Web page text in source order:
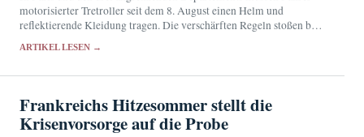
motorisierter Tretroller seit dem 8. August einen Helm und
reflektierende Kleidung tragen. Die verschärften Regeln stoßen bei
ARTIKEL LESEN →
Frankreichs Hitzesommer stellt die
Krisenvorsorge auf die Probe